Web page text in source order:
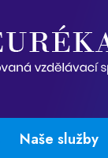
Naše služby